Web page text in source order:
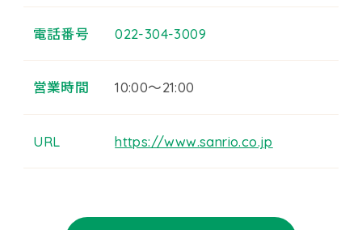
電話番号 022-304-3009
営業時間 10:00～21:00
URL https://www.sanrio.co.jp